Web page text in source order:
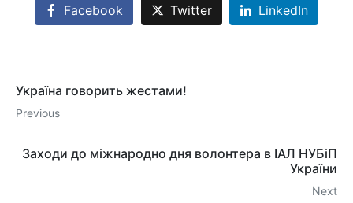
Facebook Twitter LinkedIn
Україна говорить жестами!
Previous
Заходи до міжнародно дня волонтера в ІАЛ НУБіП
України
Next